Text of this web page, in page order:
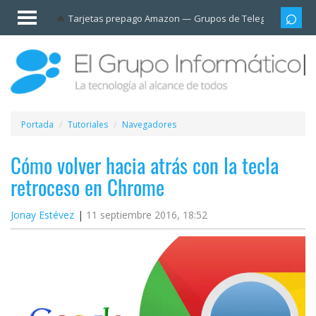
Tarjetas prepago Amazon Grupos de Telegram
Invitado
Iniciar
sesión /
Registrarse
Esenciales
Móviles
Ofertas
Apps
Portada Tutoriales Navegadores
Cómo volver hacia atrás con la tecla
retroceso en Chrome
Jonay Estévez 11 septiembre 2016, 18:52